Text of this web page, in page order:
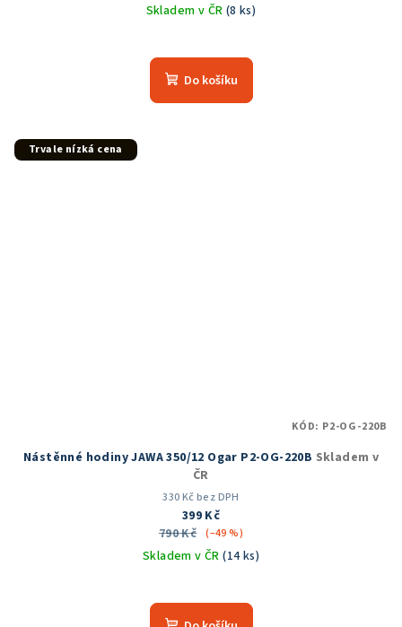
Skladem v ČR (8 ks)
hodnocení
produktu
Do košíku
Trvale nízká cena
Nástěnné hodiny JAWA 350/12 Ogar P2-OG-220B Skladem v
ČR
330 Kč bez DPH
399 Kč
790 Kč (–49 %)
Skladem v ČR(14 ks)
hodnocení
produktu
KÓD: P2-OG-220B